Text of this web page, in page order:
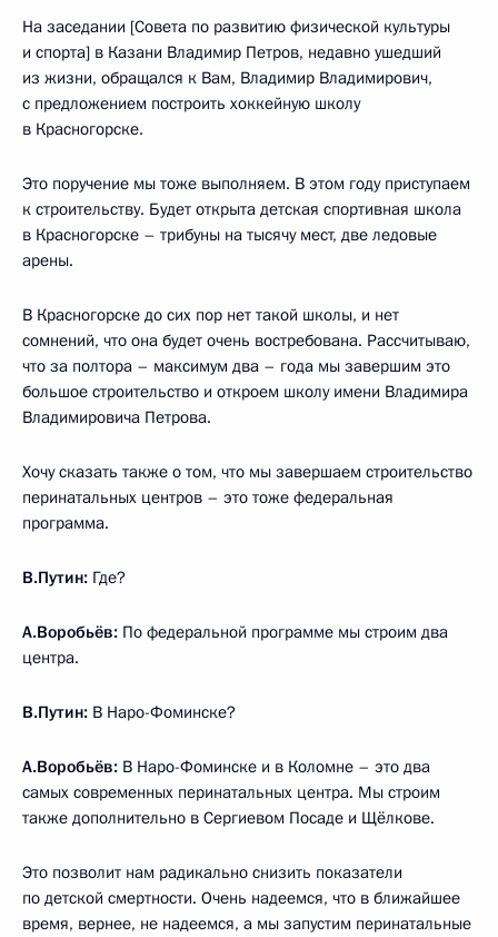
На заседании [Совета по развитию физической культуры
и спорта] в Казани Владимир Петров, недавно ушедший
из жизни, обращался к Вам, Владимир Владимирович,
с предложением построить хоккейную школу
в Красногорске.
Это поручение мы тоже выполняем. В этом году приступаем
к строительству. Будет открыта детская спортивная школа
в Красногорске – трибуны на тысячу мест, две ледовые
арены.
В Красногорске до сих пор нет такой школы, и нет
сомнений, что она будет очень востребована. Рассчитываю,
что за полтора – максимум два – года мы завершим это
большое строительство и откроем школу имени Владимира
Владимировича Петрова.
Хочу сказать также о том, что мы завершаем строительство
перинатальных центров – это тоже федеральная
программа.
В.Путин: Где?
А.Воробьёв: По федеральной программе мы строим два
центра.
В.Путин: В Наро-Фоминске?
А.Воробьёв: В Наро-Фоминске и в Коломне – это два
самых современных перинатальных центра. Мы строим
также дополнительно в Сергиевом Посаде и Щёлкове.
Это позволит нам радикально снизить показатели
по детской смертности. Очень надеемся, что в ближайшее
время, вернее, не надеемся, а мы запустим перинатальные